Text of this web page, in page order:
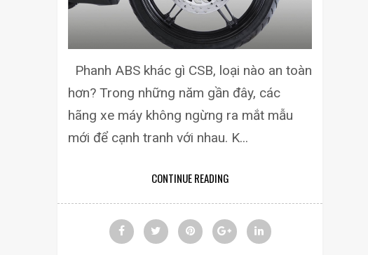
Phanh ABS khác gì CSB, loại nào an toàn
hơn? Trong những năm gần đây, các
hãng xe máy không ngừng ra mắt mẫu
mới để cạnh tranh với nhau. K...
CONTINUE READING